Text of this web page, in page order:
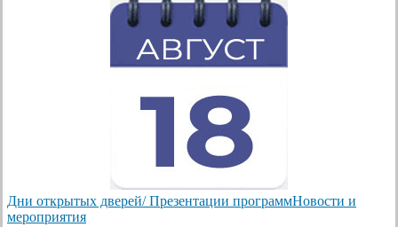
Дни открытых дверей/ Презентации программНовости и
мероприятия